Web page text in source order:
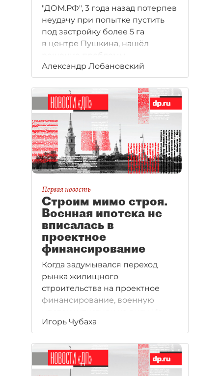
"ДОМ.РФ", 3 года назад потерпев
неудачу при попытке пустить
под застройку более 5 га
в центре Пушкина, нашёл
решение проблемы.
Александр Лобановский
Первая новость
Строим мимо строя.
Военная ипотека не
вписалась в
проектное
финансирование
Когда задумывался переход
рынка жилищного
строительства на проектное
финансирование, военную
за этого и по ряду других
причин военнослужащие могут
взять кредит на квартиру далеко
не в любой новостройке. Эта
халатность может обойтись
Игорь Чубаха